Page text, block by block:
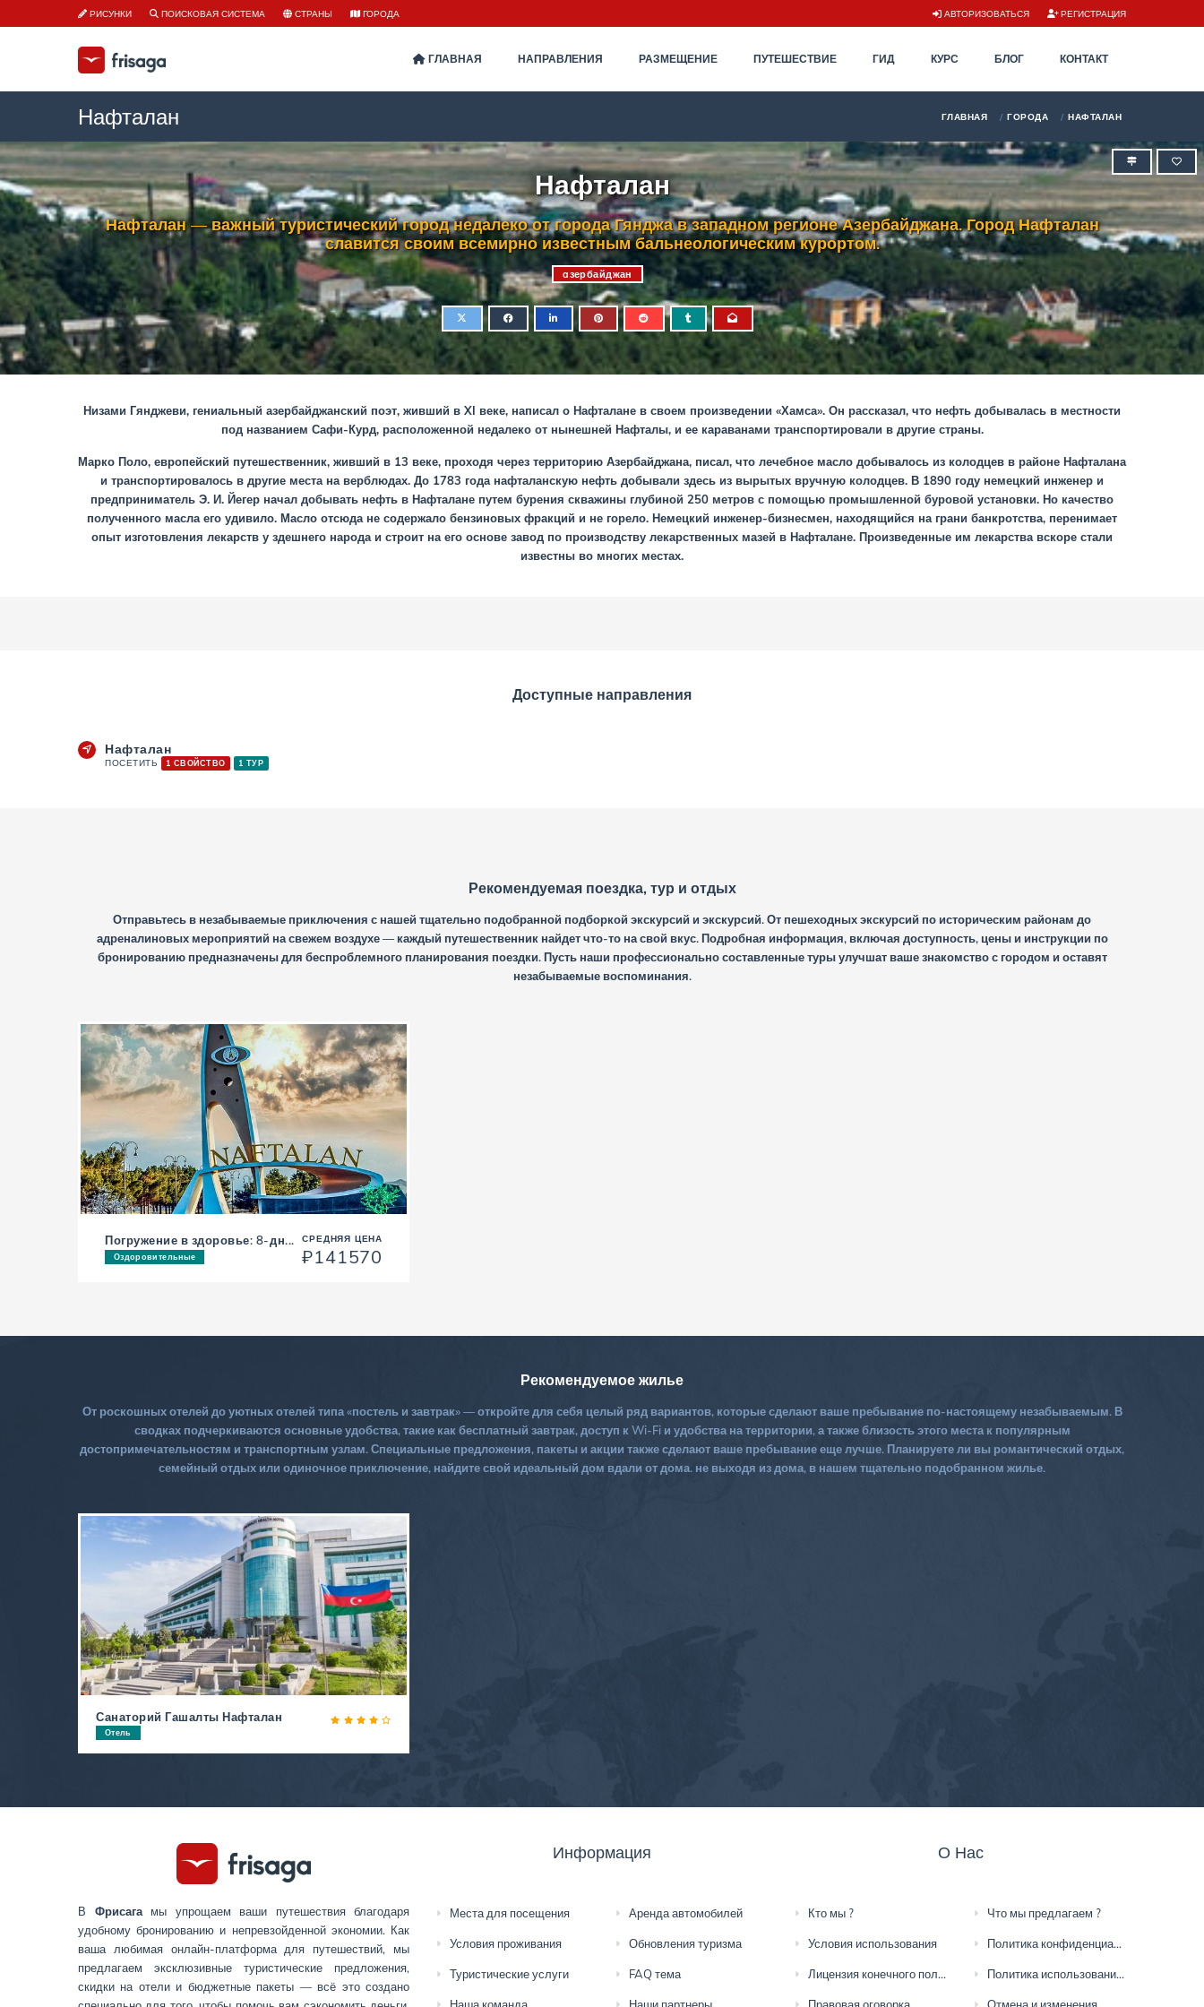
РИСУНКИ ПОИСКОВАЯ СИСТЕМА СТРАНЫ ГОРОДА АВТОРИЗОВАТЬСЯ РЕГИСТРАЦИЯ
ГЛАВНАЯ НАПРАВЛЕНИЯ РАЗМЕЩЕНИЕ ПУТЕШЕСТВИЕ ГИД КУРС БЛОГ КОНТАКТ
Нафталан ГЛАВНАЯ ГОРОДА НАФТАЛАН
Нафталан
Нафталан — важный туристический город недалеко от города Гянджа в западном регионе Азербайджана. Город Нафталан
славится своим всемирно известным бальнеологическим курортом.
aзербайджан
Низами Гянджеви, гениальный азербайджанский поэт, живший в XI веке, написал о Нафталане в своем произведении «Хамса». Он рассказал, что нефть добывалась в местности
под названием Сафи-Курд, расположенной недалеко от нынешней Нафталы, и ее караванами транспортировали в другие страны.
Марко Поло, европейский путешественник, живший в 13 веке, проходя через территорию Азербайджана, писал, что лечебное масло добывалось из колодцев в районе Нафталана
и транспортировалось в другие места на верблюдах. До 1783 года нафталанскую нефть добывали здесь из вырытых вручную колодцев. В 1890 году немецкий инженер и
предприниматель Э. И. Йегер начал добывать нефть в Нафталане путем бурения скважины глубиной 250 метров с помощью промышленной буровой установки. Но качество
полученного масла его удивило. Масло отсюда не содержало бензиновых фракций и не горело. Немецкий инженер-бизнесмен, находящийся на грани банкротства, перенимает
опыт изготовления лекарств у здешнего народа и строит на его основе завод по производству лекарственных мазей в Нафталане. Произведенные им лекарства вскоре стали
известны во многих местах.
Доступные направления
Нафталан
ПОСЕТИТЬ 1 СВОЙСТВО 1 ТУР
Рекомендуемая поездка, тур и отдых
Отправьтесь в незабываемые приключения с нашей тщательно подобранной подборкой экскурсий и экскурсий. От пешеходных экскурсий по историческим районам до
адреналиновых мероприятий на свежем воздухе — каждый путешественник найдет что-то на свой вкус. Подробная информация, включая доступность, цены и инструкции по
бронированию предназначены для беспроблемного планирования поездки. Пусть наши профессионально составленные туры улучшат ваше знакомство с городом и оставят
незабываемые воспоминания.
СРЕДНЯЯ ЦЕНА
₽141570
Погружение в здоровье: 8-дн...
Оздоровительные
Рекомендуемое жилье
От роскошных отелей до уютных отелей типа «постель и завтрак» — откройте для себя целый ряд вариантов, которые сделают ваше пребывание по-настоящему незабываемым. В
сводках подчеркиваются основные удобства, такие как бесплатный завтрак, доступ к Wi-Fi и удобства на территории, а также близость этого места к популярным
достопримечательностям и транспортным узлам. Специальные предложения, пакеты и акции также сделают ваше пребывание еще лучше. Планируете ли вы романтический отдых,
семейный отдых или одиночное приключение, найдите свой идеальный дом вдали от дома. не выходя из дома, в нашем тщательно подобранном жилье.
Санаторий Гашалты Нафталан
Отель
В Фрисагамы упрощаем ваши путешествия благодаря
удобному бронированию и непревзойденной экономии. Как
ваша любимая онлайн-платформа для путешествий, мы
предлагаем эксклюзивные туристические предложения,
скидки на отели и бюджетные пакеты — всё это создано
Информация
Места для посещения Аренда автомобилей
Условия проживания Обновления туризма
Туристические услуги FAQ тема
О Нас
Кто мы ? Что мы предлагаем ?
Условия использования Политика конфиденциальности
Лицензия конечного пользователя Политика использования файлов cookie